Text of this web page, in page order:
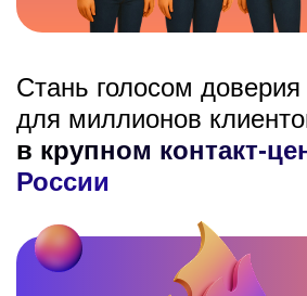
Стань голосом доверия
для миллионов
в крупном контакт-
России